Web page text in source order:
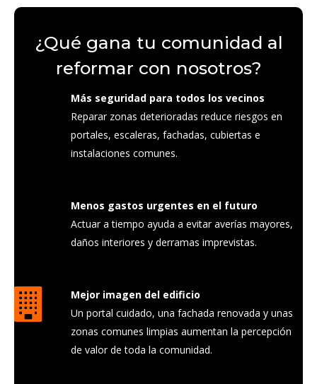
¿Qué gana tu comunidad al
reformar con nosotros?
Más seguridad para todos los vecinos
Reparar zonas deterioradas reduce riesgos en
portales, escaleras, fachadas, cubiertas e
instalaciones comunes.
Menos gastos urgentes en el futuro
Actuar a tiempo ayuda a evitar averías mayores,
daños interiores y derramas imprevistas.
Mejor imagen del edificio
Un portal cuidado, una fachada renovada y unas
zonas comunes limpias aumentan la percepción
de valor de toda la comunidad.